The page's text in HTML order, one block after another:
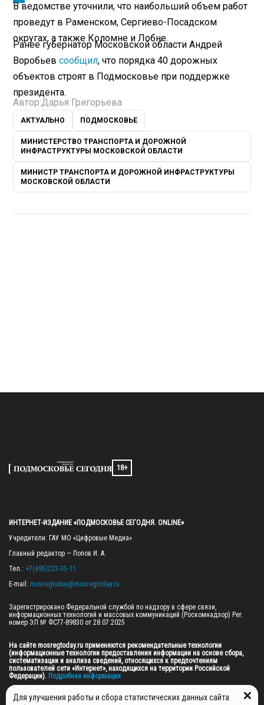
В ведомстве уточнили, что наибольший объем работ
проведут в Раменском, Сергиево-Посадском
округах, а также Коломне и Лобне.
Ранее губернатор Московской области Андрей
Воробьевсообщил, что порядка 40 дорожных
объектов строят в Подмосковье при поддержке
президента.
Автор:Дарья Григорьева
АКТУАЛЬНО ПОДМОСКОВЬЕ
МИНИСТЕРСТВО ТРАНСПОРТА И ДОРОЖНОЙ
ИНФРАСТРУКТУРЫ МОСКОВСКОЙ ОБЛАСТИ
МИНИСТР ТРАНСПОРТА И ДОРОЖНОЙ ИНФРАСТРУКТУРЫ
МОСКОВСКОЙ ОБЛАСТИ
18+
ИНТЕРНЕТ-ИЗДАНИЕ «ПОДМОСКОВЬЕ СЕГОДНЯ. ONLINE»
Учредители: ГАУ МО «Цифровые Медиа»
Главный редактор — Попов И. А.
Тел.: +7(495)223-35-11
E-mail: mosregtoday@mosregtoday.ru
Зарегистрировано Федеральной службой по надзору в сфере связи,
информационных технологий и массовых коммуникаций (Роскомнадзор) Рег.
номер ЭЛ № ФС77-89830 от 28.07.2025
На сайте mosregtoday.ru применяются рекомендательные технологии
(информационные технологии предоставления информации на основе сбора,
систематизации и анализа сведений, относящихся к предпочтениям
пользователей сети «Интернет», находящихся на территории Российской
Федерации). Подробная информация
© 2026 ПРАВА НА ВСЕ МАТЕРИАЛЫ САЙТА ПРИНАДЛЕЖАТ ГАУ МО "ЦИФРОВЫЕ
МЕДИА" (ОГРН: 1255000059467).
Для улучшения работы и сбора статистических данных сайта